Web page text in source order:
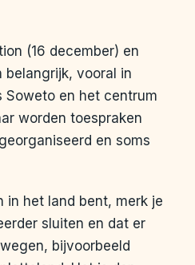
(16 december) en
belangrijk, vooral in
Soweto en het centrum
worden toespraken
en soms
in het land bent, merk je
sluiten en dat er
bijvoorbeeld